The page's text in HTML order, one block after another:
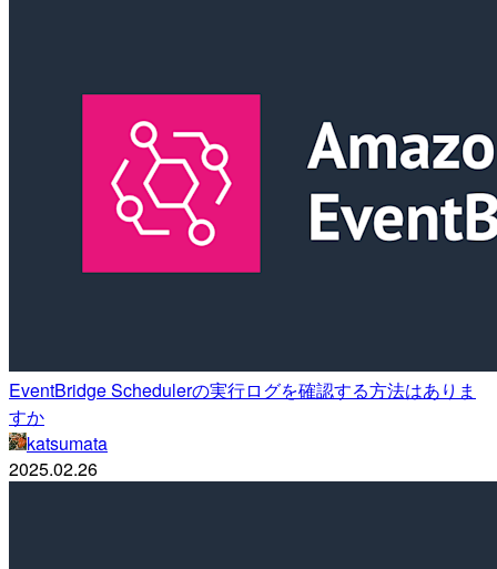
EventBridge Schedulerの実行ログを確認する方法はありま
すか
katsumata
2025.02.26